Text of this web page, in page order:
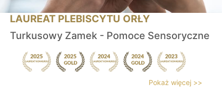
LAUREAT PLEBISCYTU ORŁY
Turkusowy Zamek - Pomoce Sensoryczne
Pokaż więcej >>